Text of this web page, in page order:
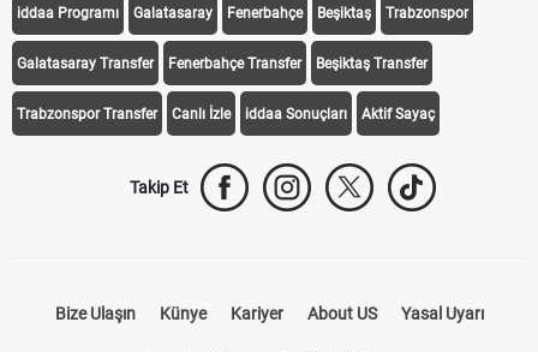
iddaa Programı Galatasaray Fenerbahçe Beşiktaş Trabzonspor
Galatasaray Transfer Fenerbahçe Transfer Beşiktaş Transfer
Trabzonspor Transfer Canlı İzle iddaa Sonuçları Aktif Sayaç
Takip Et
Bize Ulaşın Künye Kariyer About US Yasal Uyarı